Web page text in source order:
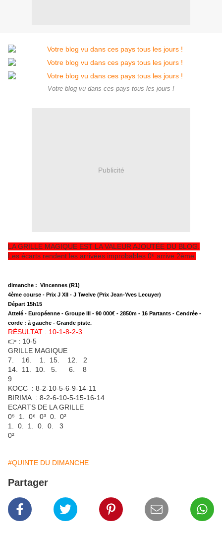
Votre blog vu dans ces pays tous les jours !
Publicité
LA GRILLE MAGIQUE EST LA VALEUR AJOUTÉE DU BLOG.
Les écarts rendent les arrivées improbables 0⁶ arrive 2ème
dimanche : Vincennes (R1)
4ème course - Prix J XII - J Twelve (Prix Jean-Yves Lecuyer)
Départ 15h15
Attelé - Européenne - Groupe III - 90 000€ - 2850m - 16 Partants - Cendrée -
corde : à gauche - Grande piste.
RÉSULTAT : 10-1-8-2-3
👉 : 10-5
GRILLE MAGIQUE
7. 16. 1. 15. 12. 2
14. 11. 10. 5. 6. 8
9
KOCC : 8-2-10-5-6-9-14-11
BIRIMA : 8-2-6-10-5-15-16-14
ECARTS DE LA GRILLE
0⁵ 1. 0⁶ 0³ 0. 0²
1. 0. 1. 0. 0. 3
0²
#QUINTE DU DIMANCHE
Partager